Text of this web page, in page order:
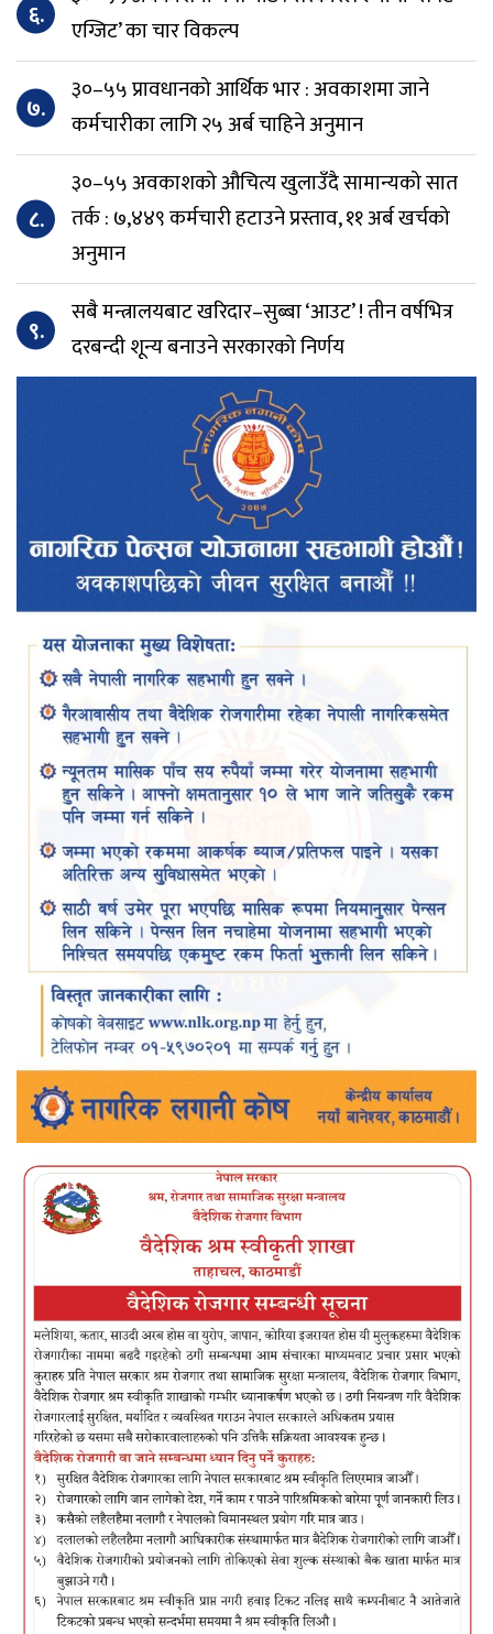
६.
एग्जिट’ का चार विकल्प
७.
३०–५५ प्रावधानको आर्थिक भार : अवकाशमा जाने
कर्मचारीका लागि २५ अर्ब चाहिने अनुमान
८.
३०–५५ अवकाशको औचित्य खुलाउँदै सामान्यको सात
तर्क : ७,४४९ कर्मचारी हटाउने प्रस्ताव, ११ अर्ब खर्चको
अनुमान
९.
सबै मन्त्रालयबाट खरिदार–सुब्बा ‘आउट’ ! तीन वर्षभित्र
दरबन्दी शून्य बनाउने सरकारको निर्णय